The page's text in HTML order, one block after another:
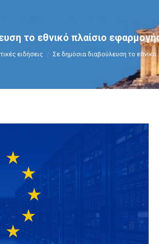
το εθνικό πλαίσιο
ειδήσεις Σε δημόσια διαβούλευση το